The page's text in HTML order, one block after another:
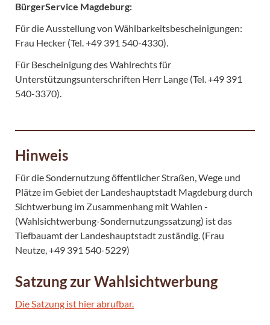
BürgerService Magdeburg:
Für die Ausstellung von Wählbarkeitsbescheinigungen:
Frau Hecker (Tel. +49 391 540-4330).
Für Bescheinigung des Wahlrechts für
Unterstützungsunterschriften Herr Lange (Tel. +49 391
540-3370).
Hinweis
Für die Sondernutzung öffentlicher Straßen, Wege und
Plätze im Gebiet der Landeshauptstadt Magdeburg durch
Sichtwerbung im Zusammenhang mit Wahlen -
(Wahlsichtwerbung-Sondernutzungssatzung) ist das
Tiefbauamt der Landeshauptstadt zuständig. (Frau
Neutze, +49 391 540-5229)
Satzung zur Wahlsichtwerbung
Die Satzung ist hier abrufbar.